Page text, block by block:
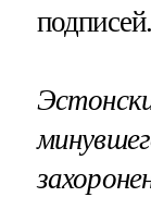
подписей.